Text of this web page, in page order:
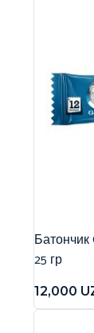
Батончик
25 гр
12,000